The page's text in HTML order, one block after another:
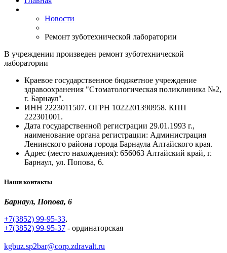
Новости
Ремонт зуботехнической лаборатории
В учреждении произведен ремонт зуботехнической
лаборатории
Краевое государственное бюджетное учреждение
здравоохранения "Стоматологическая поликлиника №2,
г. Барнаул".
ИНН 2223011507. ОГРН 1022201390958. КПП
222301001.
Дата государственной регистрации 29.01.1993 г.,
наименование органа регистрации: Администрация
Ленинского района города Барнаула Алтайского края.
Адрес (место нахождения): 656063 Алтайский край, г.
Барнаул, ул. Попова, 6.
Наши контакты
Барнаул, Попова, 6
+7(3852) 99-95-33,
+7(3852) 99-95-37 - ординаторская
kgbuz.sp2bar@corp.zdravalt.ru